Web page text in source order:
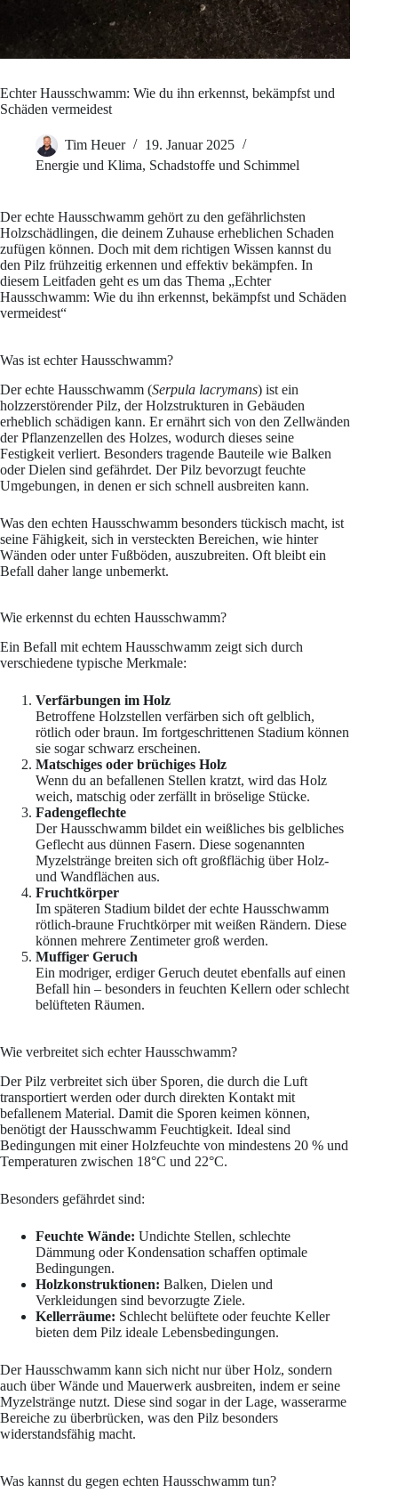
Echter Hausschwamm: Wie du ihn erkennst, bekämpfst und
Schäden vermeidest
Tim Heuer
19. Januar 2025
Energie und Klima, Schadstoffe und Schimmel
Der echte Hausschwamm gehört zu den gefährlichsten
Holzschädlingen, die deinem Zuhause erheblichen Schaden
zufügen können. Doch mit dem richtigen Wissen kannst du
den Pilz frühzeitig erkennen und effektiv bekämpfen. In
diesem Leitfaden geht es um das Thema „Echter
Hausschwamm: Wie du ihn erkennst, bekämpfst und Schäden
vermeidest“
Was ist echter Hausschwamm?
Der echte Hausschwamm (Serpula lacrymans) ist ein
holzzerstörender Pilz, der Holzstrukturen in Gebäuden
erheblich schädigen kann. Er ernährt sich von den Zellwänden
der Pflanzenzellen des Holzes, wodurch dieses seine
Festigkeit verliert. Besonders tragende Bauteile wie Balken
oder Dielen sind gefährdet. Der Pilz bevorzugt feuchte
Umgebungen, in denen er sich schnell ausbreiten kann.
Was den echten Hausschwamm besonders tückisch macht, ist
seine Fähigkeit, sich in versteckten Bereichen, wie hinter
Wänden oder unter Fußböden, auszubreiten. Oft bleibt ein
Befall daher lange unbemerkt.
Wie erkennst du echten Hausschwamm?
Ein Befall mit echtem Hausschwamm zeigt sich durch
verschiedene typische Merkmale:
Verfärbungen im Holz
Betroffene Holzstellen verfärben sich oft gelblich,
rötlich oder braun. Im fortgeschrittenen Stadium können
sie sogar schwarz erscheinen.
Matschiges oder brüchiges Holz
Wenn du an befallenen Stellen kratzt, wird das Holz
weich, matschig oder zerfällt in bröselige Stücke.
Fadengeflechte
Der Hausschwamm bildet ein weißliches bis gelbliches
Geflecht aus dünnen Fasern. Diese sogenannten
Myzelstränge breiten sich oft großflächig über Holz-
und Wandflächen aus.
Fruchtkörper
Im späteren Stadium bildet der echte Hausschwamm
rötlich-braune Fruchtkörper mit weißen Rändern. Diese
können mehrere Zentimeter groß werden.
Muffiger Geruch
Ein modriger, erdiger Geruch deutet ebenfalls auf einen
Befall hin – besonders in feuchten Kellern oder schlecht
belüfteten Räumen.
Wie verbreitet sich echter Hausschwamm?
Der Pilz verbreitet sich über Sporen, die durch die Luft
transportiert werden oder durch direkten Kontakt mit
befallenem Material. Damit die Sporen keimen können,
benötigt der Hausschwamm Feuchtigkeit. Ideal sind
Bedingungen mit einer Holzfeuchte von mindestens 20 % und
Temperaturen zwischen 18°C und 22°C.
Besonders gefährdet sind:
Feuchte Wände: Undichte Stellen, schlechte
Dämmung oder Kondensation schaffen optimale
Bedingungen.
Holzkonstruktionen: Balken, Dielen und
Verkleidungen sind bevorzugte Ziele.
Kellerräume: Schlecht belüftete oder feuchte Keller
bieten dem Pilz ideale Lebensbedingungen.
Der Hausschwamm kann sich nicht nur über Holz, sondern
auch über Wände und Mauerwerk ausbreiten, indem er seine
Myzelstränge nutzt. Diese sind sogar in der Lage, wasserarme
Bereiche zu überbrücken, was den Pilz besonders
widerstandsfähig macht.
Was kannst du gegen echten Hausschwamm tun?